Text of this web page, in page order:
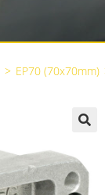
> EP70 (70x70mm)